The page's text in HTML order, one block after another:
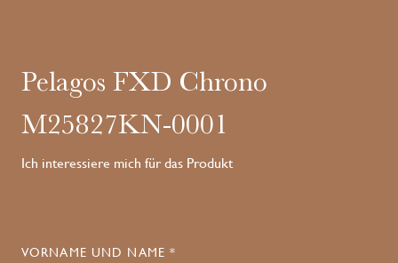
Pelagos FXD Chrono
M25827KN-0001
Ich interessiere mich für das Produkt
VORNAME UND NAME *